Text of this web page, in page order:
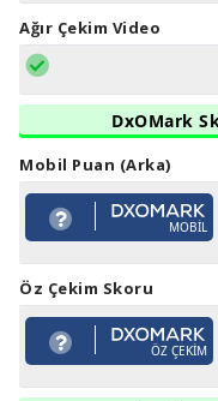
Ağır Çekim Video
DxOMark
Mobil Puan (Arka)
MOBIL
Öz Çekim Skoru
ÖZ ÇEKIM